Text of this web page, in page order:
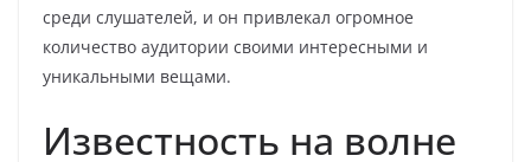
среди слушателей, и он привлекал огромное
количество аудитории своими интересными и
уникальными вещами.
Известность на волне